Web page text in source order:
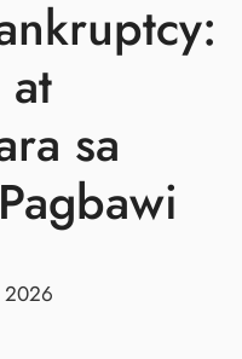
sa
2026